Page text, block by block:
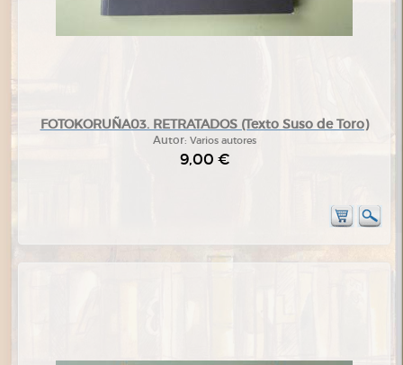
FOTOKORUÑA03. RETRATADOS (Texto Suso de Toro)
Autor: Varios autores
9,00 €